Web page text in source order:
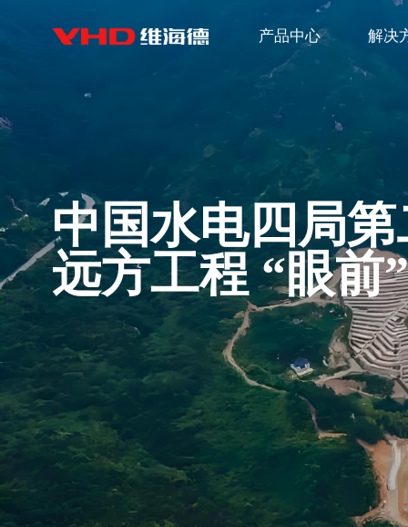
产品中心 解决
中国水电四局
远方工程 “眼前